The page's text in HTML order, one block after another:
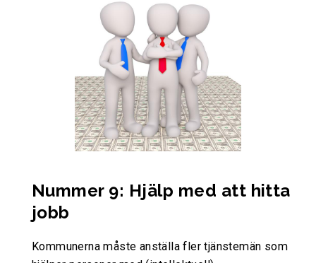
Nummer 9: Hjälp med att hitta
jobb
Kommunerna måste anställa fler tjänstemän som